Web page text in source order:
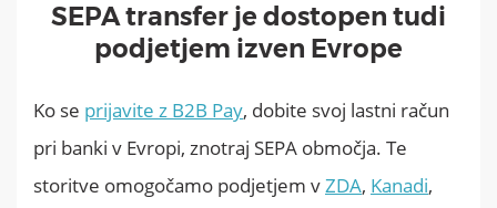
SEPA transfer je dostopen tudi
podjetjem izven Evrope
Ko se prijavite z B2B Pay, dobite svoj lastni račun
pri banki v Evropi, znotraj SEPA območja. Te
storitve omogočamo podjetjem vZDA, Kanadi,